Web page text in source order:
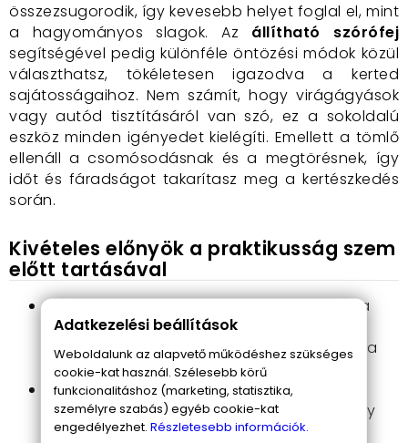
összezsugorodik, így kevesebb helyet foglal el, mint
a hagyományos slagok. Az állítható szórófej
segítségével pedig különféle öntözési módok közül
választhatsz, tökéletesen igazodva a kerted
sajátosságaihoz. Nem számít, hogy virágágyások
vagy autód tisztításáról van szó, ez a sokoldalú
eszköz minden igényedet kielégíti. Emellett a tömlő
ellenáll a csomósodásnak és a megtörésnek, így
időt és fáradságot takarítasz meg a kertészkedés
során.
Kivételes előnyök a praktikusság szem
előtt tartásával
Rugalmas bővülés: A locsolótömlő révén a
hagyományos locsoláshatárok kitágulnak,
hiszen a nyomás hatására megsokszorozza
hosszát.
Helytakarékos megoldás: Amikor nincs
használatban, a tömlő kis helyen is elfér, így
praktikus a tárolása bármilyen kertben.
Adatkezelési beállítások
Weboldalunk az alapvető működéshez szükséges
cookie-kat használ. Szélesebb körű
funkcionalitáshoz (marketing, statisztika,
személyre szabás) egyéb cookie-kat
engedélyezhet. Részletesebb információk.